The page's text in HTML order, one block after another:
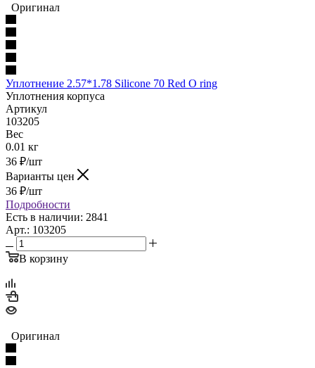
Оригинал
Уплотнение 2.57*1.78 Silicone 70 Red O ring
Уплотнения корпуса
Артикул
103205
Вес
0.01 кг
36 ₽/шт
Варианты цен
36 ₽/шт
Подробности
Есть в наличии: 2841
Арт.: 103205
В корзину
Оригинал